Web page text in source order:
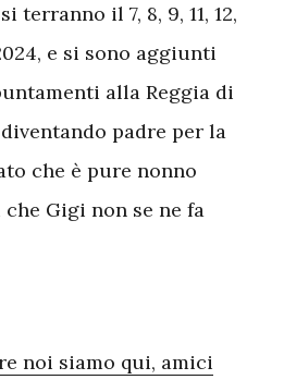
terranno il 7, 8, 9, 11, 12,
e si sono aggiunti
alla Reggia di
padre per la
che è pure nonno
Gigi non se ne fa
noi siamo qui, amici